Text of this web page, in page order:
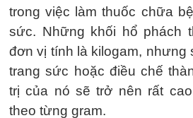
trong việc làm thuốc chữa
sức. Những khối hổ phách
đơn vị tính là kilogam, nhưng
trang sức hoặc điều chế
trị của nó sẽ trở nên rất
theo từng gram.